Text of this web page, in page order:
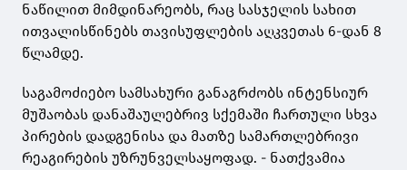
ნაწილით მიმდინარეობს, რაც სასჯელის სახით
ითვალისწინებს თავისუფლების აღკვეთას 6-დან 8
წლამდე.
საგამოძიებო სამსახური განაგრძობს ინტენსიურ
მუშაობას დანაშაულებრივ სქემაში ჩართული სხვა
პირების დადგენისა და მათზე სამართლებრივი
რეაგირების უზრუნველსაყოფად. - ნათქვამია